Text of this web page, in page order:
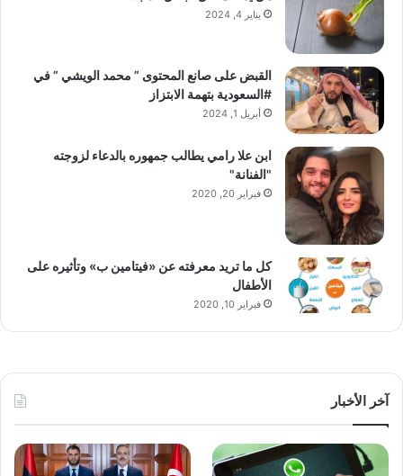
يناير 4, 2024
القبض على صانع المحتوى ” محمد الويشي ” في
#السعودية بتهمة الابتزاز
أبريل 1, 2024
ابن علا رامي يطالب جمهوره بالدعاء لزوجته
"الفنانة"
فبراير 20, 2020
كل ما تريد معرفته عن «فيتامين ب» وتأثيره على
الأطفال
فبراير 10, 2020
آخر الأخبار